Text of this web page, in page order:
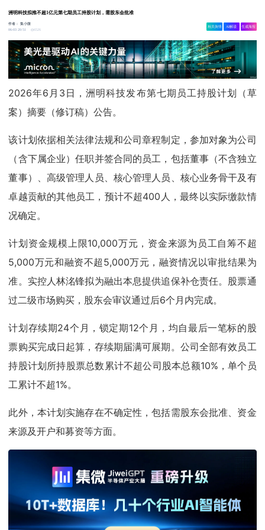
洲明科技拟推不超1亿元第七期员工持股计划，需股东会批准
作者：集小微
06-03 20:51
6526
相关舆情 AI解读 生成海报
2026年6月3日，洲明科技发布第七期员工持股计划（草
案）摘要（修订稿）公告。
该计划依据相关法律法规和公司章程制定，参加对象为公司
（含下属企业）任职并签合同的员工，包括董事（不含独立
董事）、高级管理人员、核心管理人员、核心业务骨干及有
卓越贡献的其他员工，预计不超400人，最终以实际缴款情
况确定。
计划资金规模上限10,000万元，资金来源为员工自筹不超
5,000万元和融资不超5,000万元，融资情况以审批结果为
准。实控人林洺锋拟为融出本息提供追保补仓责任。股票通
过二级市场购买，股东会审议通过后6个月内完成。
计划存续期24个月，锁定期12个月，均自最后一笔标的股
票购买完成日起算，存续期届满可展期。公司全部有效员工
持股计划所持股票总数累计不超公司股本总额10%，单个员
工累计不超1%。
此外，本计划实施存在不确定性，包括需股东会批准、资金
来源及开户和募资等方面。